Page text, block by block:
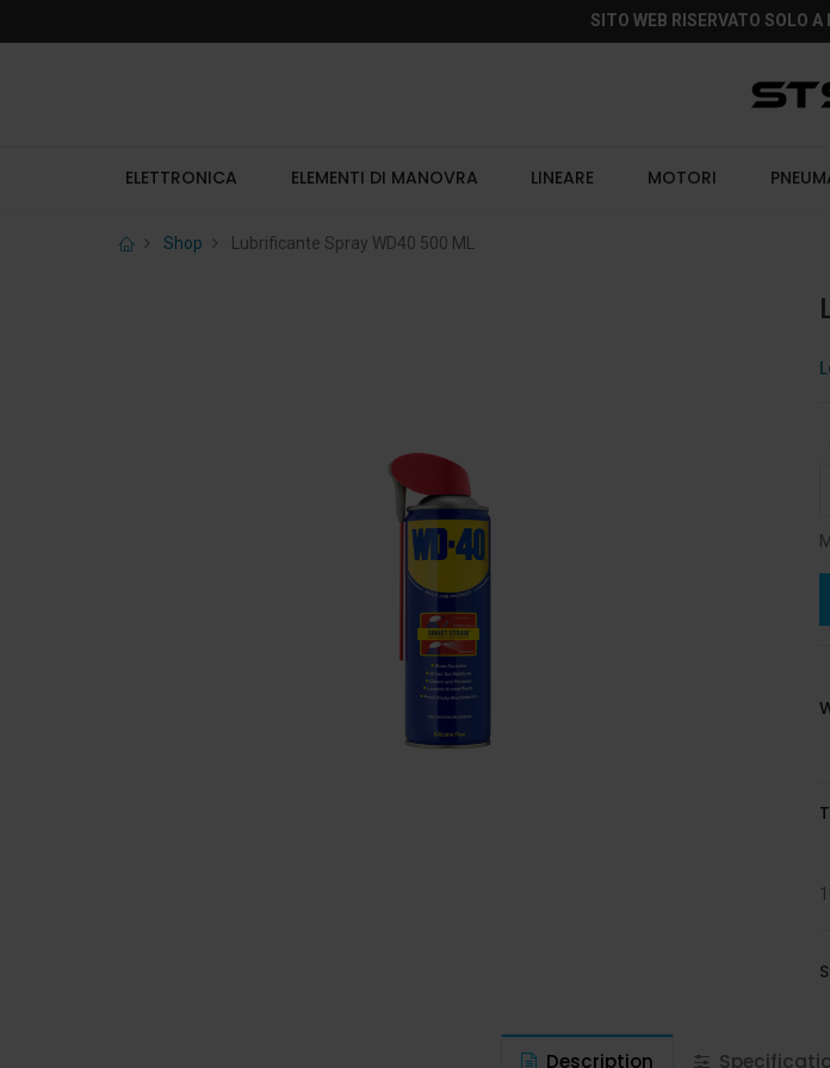
SITO WEB RISERVATO SOLO
ELETTRONICA ELEMENTI DI MANOVRA LINEARE MOTORI
Shop Lubrificante Spray WD40 500 ML
Description